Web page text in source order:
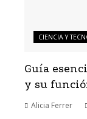
CIENCIA Y
Guía
y su
Alicia Ferrer